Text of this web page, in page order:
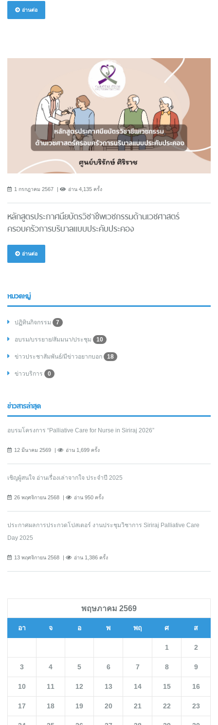
อ่านต่อ
1 กรกฎาคม 2567 อ่าน 4,135 ครั้ง
หลักสูตรประกาศนียบัตรวิชาชีพเวชกรรมด้านเวชศาสตร์
ครอบครัวการบริบาลแบบประคับประคอง
อ่านต่อ
หมวดหมู่
ปฏิทินกิจกรรม 7
อบรม/บรรยาย/สัมมนา/ประชุม 10
ข่าวประชาสัมพันธ์/มีข่าวอยากบอก 18
ข่าวบริการ 0
ข่าวสารล่าสุด
อบรมโครงการ “Palliative Care for Nurse in Siriraj 2026”
12 มีนาคม 2569 อ่าน 1,699 ครั้ง
เชิญผู้สนใจ อ่านเรื่องเล่าจากใจ ประจำปี 2025
26 พฤศจิกายน 2568 อ่าน 950 ครั้ง
ประกาศผลการประกวดโปสเตอร์ งานประชุมวิชาการ Siriraj Palliative Care
Day 2025
13 พฤศจิกายน 2568 อ่าน 1,386 ครั้ง
พฤษภาคม 2569
อา จ อ พ พฤ ศ ส
1 2
3 4 5 6 7 8 9
10 11 12 13 14 15 16
17 18 19 20 21 22 23